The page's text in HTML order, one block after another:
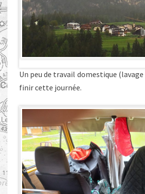
Un peu de travail domestique
finir cette journée.